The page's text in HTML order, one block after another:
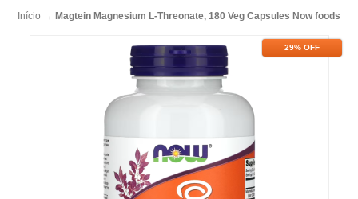
Início → Magtein Magnesium L-Threonate, 180 Veg Capsules Now foods
29% OFF